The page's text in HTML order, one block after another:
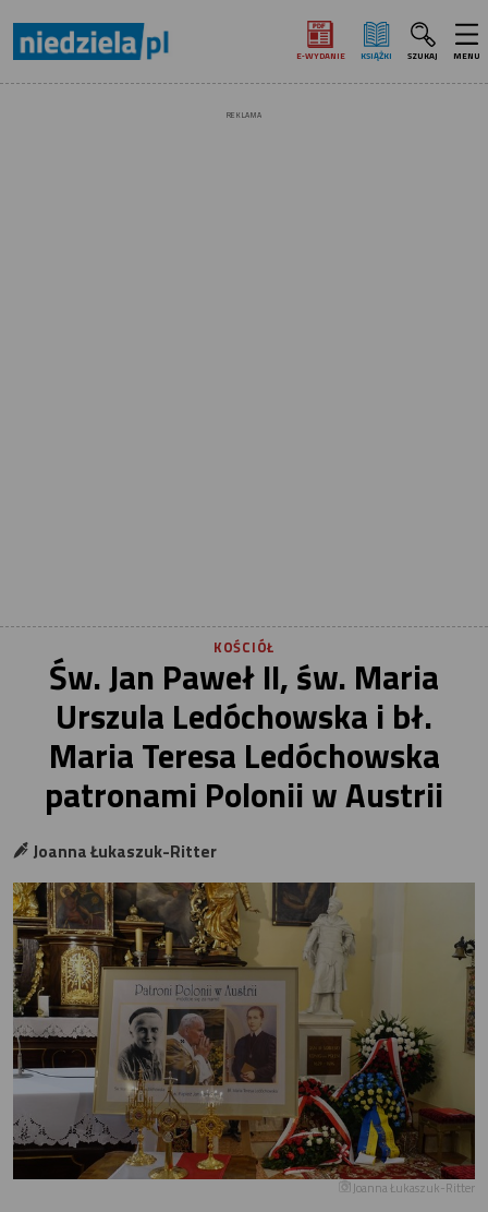
E‑WYDANIE KSIĄŻKI SZUKAJ MENU
REKLAMA
KOŚCIÓŁ
Św. Jan Paweł II, św. Maria
Urszula Ledóchowska i bł.
Maria Teresa Ledóchowska
patronami Polonii w Austrii
Joanna Łukaszuk-Ritter
Joanna Łukaszuk-Ritter